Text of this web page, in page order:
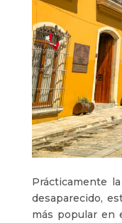
Prácticamente
desaparecido,
más popular en